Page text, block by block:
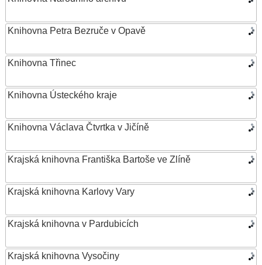
Knihovna Petra Bezruče v Opavě
Knihovna Třinec
Knihovna Ústeckého kraje
Knihovna Václava Čtvrtka v Jičíně
Krajská knihovna Františka Bartoše ve Zlíně
Krajská knihovna Karlovy Vary
Krajská knihovna v Pardubicích
Krajská knihovna Vysočiny